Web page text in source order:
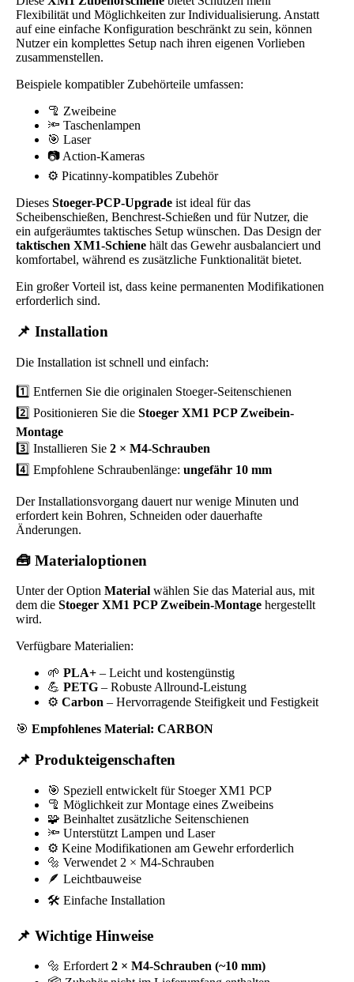
Flexibilität und Möglichkeiten zur Individualisierung. Anstatt
auf eine einfache Konfiguration beschränkt zu sein, können
Nutzer ein komplettes Setup nach ihren eigenen Vorlieben
zusammenstellen.
Beispiele kompatibler Zubehörteile umfassen:
🦿 Zweibeine
🔦 Taschenlampen
🎯 Laser
📷 Action-Kameras
⚙️ Picatinny-kompatibles Zubehör
Dieses Stoeger-PCP-Upgrade ist ideal für das
Scheibenschießen, Benchrest-Schießen und für Nutzer, die
ein aufgeräumtes taktisches Setup wünschen. Das Design der
taktischen XM1-Schiene hält das Gewehr ausbalanciert und
komfortabel, während es zusätzliche Funktionalität bietet.
Ein großer Vorteil ist, dass keine permanenten Modifikationen
erforderlich sind.
📌 Installation
Die Installation ist schnell und einfach:
1️⃣ Entfernen Sie die originalen Stoeger-Seitenschienen
2️⃣ Positionieren Sie die Stoeger XM1 PCP Zweibein-
Montage
3️⃣ Installieren Sie 2 × M4-Schrauben
4️⃣ Empfohlene Schraubenlänge: ungefähr 10 mm
Der Installationsvorgang dauert nur wenige Minuten und
erfordert kein Bohren, Schneiden oder dauerhafte
Änderungen.
🧰 Materialoptionen
Unter der Option Material wählen Sie das Material aus, mit
dem die Stoeger XM1 PCP Zweibein-Montage hergestellt
wird.
Verfügbare Materialien:
🌱 PLA+ – Leicht und kostengünstig
💪 PETG – Robuste Allround-Leistung
⚙️ Carbon – Hervorragende Steifigkeit und Festigkeit
🎯 Empfohlenes Material: CARBON
📌 Produkteigenschaften
🎯 Speziell entwickelt für Stoeger XM1 PCP
🦿 Möglichkeit zur Montage eines Zweibeins
🧩 Beinhaltet zusätzliche Seitenschienen
🔦 Unterstützt Lampen und Laser
⚙️ Keine Modifikationen am Gewehr erforderlich
🔩 Verwendet 2 × M4-Schrauben
🪶 Leichtbauweise
🛠️ Einfache Installation
📌 Wichtige Hinweise
🔩 Erfordert 2 × M4-Schrauben (~10 mm)